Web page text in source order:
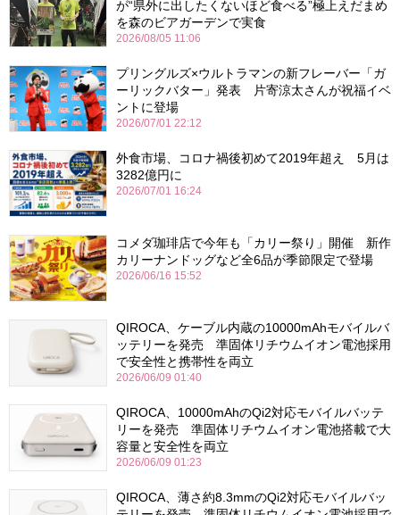
が“県外に出したくないほど食べる”極上えだまめ
を森のビアガーデンで実食
2026/08/05 11:06
プリングルズ×ウルトラマンの新フレーバー「ガ
ーリックバター」発表 片寄涼太さんが祝福イベ
ントに登場
2026/07/01 22:12
外食市場、コロナ禍後初めて2019年超え 5月は
3282億円に
2026/07/01 16:24
コメダ珈琲店で今年も「カリー祭り」開催 新作
カリーナンドッグなど全6品が季節限定で登場
2026/06/16 15:52
QIROCA、ケーブル内蔵の10000mAhモバイルバ
ッテリーを発売 準固体リチウムイオン電池採用
で安全性と携帯性を両立
2026/06/09 01:40
QIROCA、10000mAhのQi2対応モバイルバッテ
リーを発売 準固体リチウムイオン電池搭載で大
容量と安全性を両立
2026/06/09 01:23
QIROCA、薄さ約8.3mmのQi2対応モバイルバッ